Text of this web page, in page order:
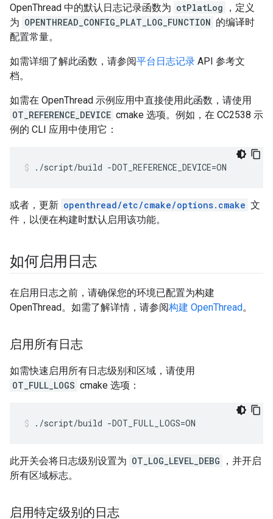
OpenThread 中的默认日志记录函数为 otPlatLog
，定义
为 OPENTHREAD_CONFIG_PLAT_LOG_FUNCTION 的编译时
配置常量。
如需详细了解此函数，请参阅平台日志记录 API 参考文
档。
如需在 OpenThread 示例应用中直接使用此函数，请使用
OT_REFERENCE_DEVICE cmake 选项。例如，在 CC2538 示
例的 CLI 应用中使用它：
./script/build -DOT_REFERENCE_DEVICE=ON
或者，更新 openthread/etc/cmake/options.cmake 文
件，以便在构建时默认启用该功能。
如何启用日志
在启用日志之前，请确保您的环境已配置为构建
OpenThread。如需了解详情，请参阅构建 OpenThread。
启用所有日志
如需快速启用所有日志级别和区域，请使用
OT_FULL_LOGS cmake 选项：
./script/build -DOT_FULL_LOGS=ON
此开关会将日志级别设置为 OT_LOG_LEVEL_DEBG
，并开启
所有区域标志。
启用特定级别的日志